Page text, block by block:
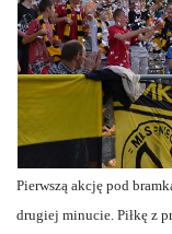
Pierwszą akcję pod
drugiej minucie. Piłkę z